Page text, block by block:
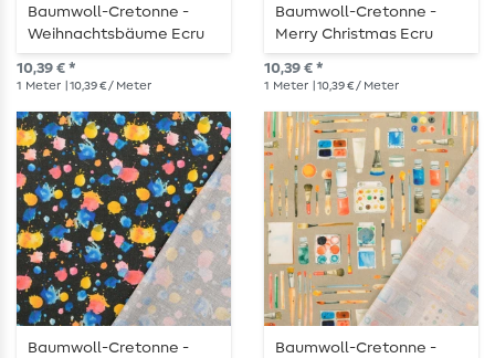
Baumwoll-Cretonne -
Weihnachtsbäume Ecru
10,39 € *
1 Meter | 10,39 € / Meter
Baumwoll-Cretonne -
Merry Christmas Ecru
10,39 € *
1 Meter | 10,39 € / Meter
Baumwoll-Cretonne -
Baumwoll-Cretonne -